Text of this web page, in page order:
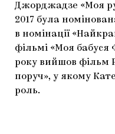
Джорджадзе «Моя
2017 була
в номінації
фільмі «Моя бабуся
року вийшов фільм
поруч», у якому
роль.